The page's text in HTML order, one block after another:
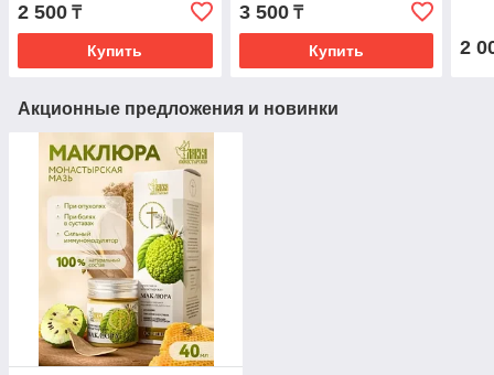
2 500 ₸
Купить
3 500₸
Купить 2
Акционные предложения и новинки